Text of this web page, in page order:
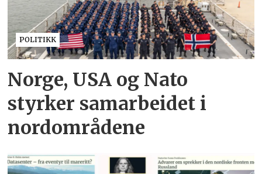
POLITIKK
Norge, USA og Nato
styrker samarbeidet i
nordområdene